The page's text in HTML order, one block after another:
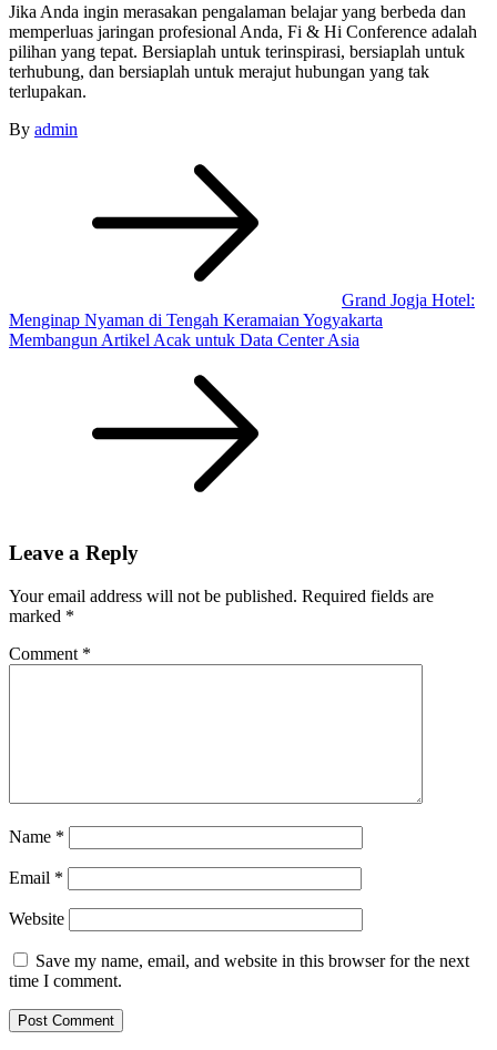
Jika Anda ingin merasakan pengalaman belajar yang berbeda dan
memperluas jaringan profesional Anda, Fi & Hi Conference adalah
pilihan yang tepat. Bersiaplah untuk terinspirasi, bersiaplah untuk
terhubung, dan bersiaplah untuk merajut hubungan yang tak
terlupakan.
By admin
Grand Jogja Hotel:
Menginap Nyaman di Tengah Keramaian Yogyakarta
Membangun Artikel Acak untuk Data Center Asia
Leave a Reply
Your email address will not be published. Required fields are
marked *
Comment *
Name *
Email *
Website
Save my name, email, and website in this browser for the next
time I comment.